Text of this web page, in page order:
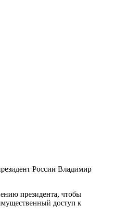
России Владимир
президента, чтобы
доступ к